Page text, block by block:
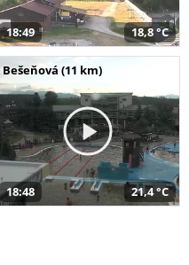
18:49 18,8 °C
Bešeňová (11 km)
18:48 21,4 °C